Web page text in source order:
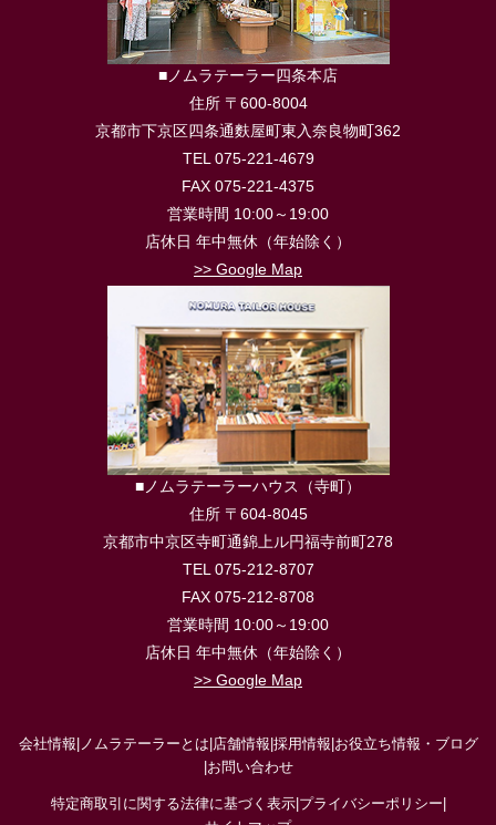
■ノムラテーラー四条本店
住所 〒600-8004
京都市下京区四条通麩屋町東入奈良物町362
TEL 075-221-4679
FAX 075-221-4375
営業時間 10:00～19:00
店休日 年中無休（年始除く）
>> Google Map
■ノムラテーラーハウス（寺町）
住所 〒604-8045
京都市中京区寺町通錦上ル円福寺前町278
TEL 075-212-8707
FAX 075-212-8708
営業時間 10:00～19:00
店休日 年中無休（年始除く）
>> Google Map
会社情報 ノムラテーラーとは 店舗情報 採用情報 お役立ち情報・ブログ
お問い合わせ
特定商取引に関する法律に基づく表示| プライバシーポリシー